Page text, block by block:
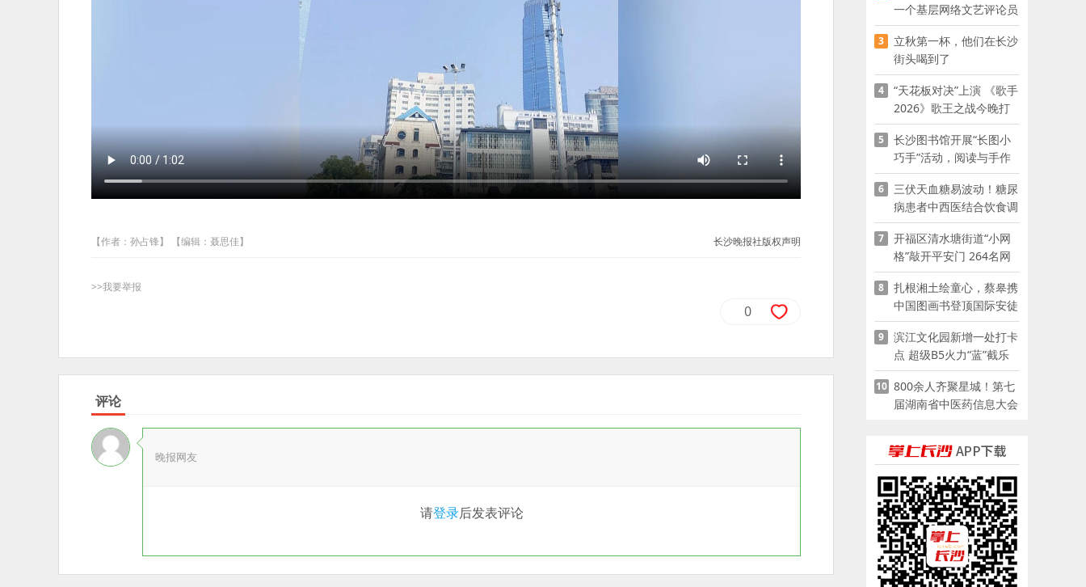
【作者：孙占锋】 【编辑：聂思佳】 长沙晚报社版权声明
>>我要举报
0
评论
晚报网友
请登录后发表评论
一个基层网络文艺评论员
的突围
3
立秋第一杯，他们在长沙
街头喝到了
4
“天花板对决”上演 《歌手
2026》歌王之战今晚打
响
5
长沙图书馆开展“长图小
巧手”活动，阅读与手作
赋能少儿暑期成长
6
三伏天血糖易波动！糖尿
病患者中西医结合饮食调
养指南
7
开福区清水塘街道“小网
格”敲开平安门 264名网
格员扫楼“错峰问安”
8
扎根湘土绘童心，蔡皋携
中国图画书登顶国际安徒
生奖
9
滨江文化园新增一处打卡
点 超级B5火力“蓝”截乐
园登陆长沙
10 800余人齐聚星城！第七
届湖南省中医药信息大会